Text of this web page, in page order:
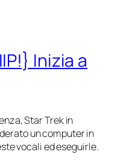
Inizia a
Star Trekin
un computer in
vocali ed eseguirle.